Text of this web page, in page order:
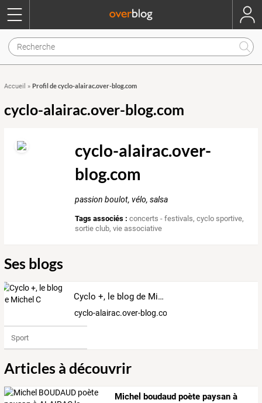
Accueil » Profil de cyclo-alairac.over-blog.com
cyclo-alairac.over-blog.com
cyclo-alairac.over-
blog.com
passion boulot, vélo, salsa
Tags associés : concerts - festivals,cyclo sportive,
sortie club,vie associative
Ses blogs
Cyclo +, le blog de Michel C
cyclo-alairac.over-blog.com
Sport
Articles à découvrir
Michel boudaud poète paysan à